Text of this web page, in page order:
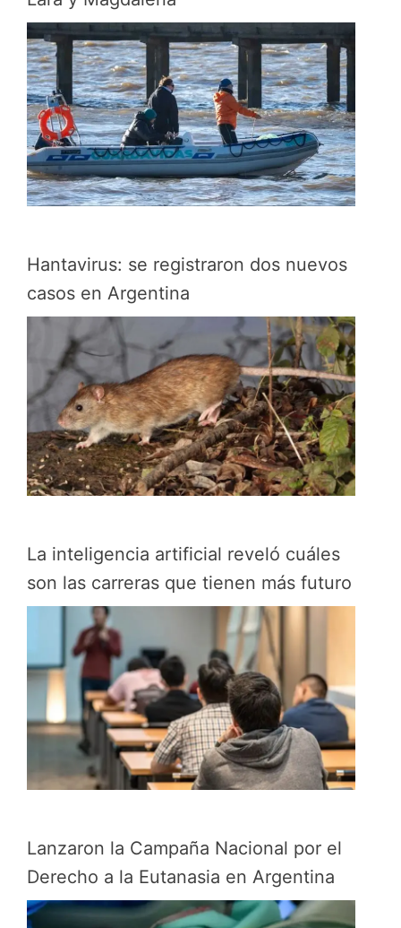
Hantavirus: se registraron dos nuevos
casos en Argentina
La inteligencia artificial reveló cuáles
son las carreras que tienen más futuro
Lanzaron la Campaña Nacional por el
Derecho a la Eutanasia en Argentina